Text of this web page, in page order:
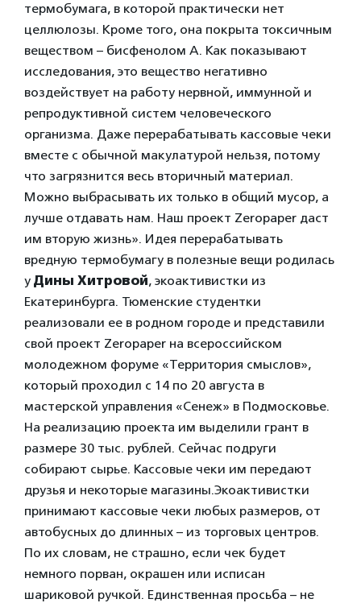
термобумага, в которой практически нет
целлюлозы. Кроме того, она покрыта токсичным
веществом – бисфенолом А. Как показывают
исследования, это вещество негативно
воздействует на работу нервной, иммунной и
репродуктивной систем человеческого
организма. Даже перерабатывать кассовые чеки
вместе с обычной макулатурой нельзя, потому
что загрязнится весь вторичный материал.
Можно выбрасывать их только в общий мусор, а
лучше отдавать нам. Наш проект Zeropaper даст
им вторую жизнь». Идея перерабатывать
вредную термобумагу в полезные вещи родилась
у Дины Хитровой, экоактивистки из
Екатеринбурга. Тюменские студентки
реализовали ее в родном городе и представили
свой проект Zeropaper на всероссийском
молодежном форуме «Территория смыслов»,
который проходил с 14 по 20 августа в
мастерской управления «Сенеж» в Подмосковье.
На реализацию проекта им выделили грант в
размере 30 тыс. рублей. Сейчас подруги
собирают сырье. Кассовые чеки им передают
друзья и некоторые магазины.Экоактивистки
принимают кассовые чеки любых размеров, от
автобусных до длинных – из торговых центров.
По их словам, не страшно, если чек будет
немного порван, окрашен или исписан
шариковой ручкой. Единственная просьба – не